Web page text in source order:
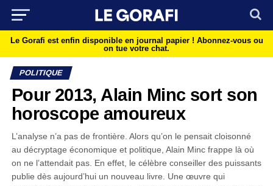
Le Gorafi est enfin disponible en journal papier ! Abonnez-vous ou
on tue votre chat.
POLITIQUE
Pour 2013, Alain Minc sort son
horoscope amoureux
L’analyse n’a pas de frontière. Alors qu’on le pensait cloisonné
au décryptage économique et politique, Alain Minc frappe là où
on ne l’attendait pas. En effet, le célèbre conseiller des puissants
publie dès aujourd’hui un nouveau livre. Une œuvre qui